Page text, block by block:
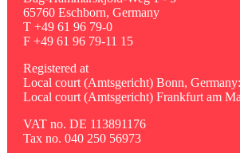
65760 Eschborn, Germany
T +49 61 96 79-0
F +49 61 96 79-11 15
Registered at
Local court (Amtsgericht) Bonn,
Local court (Amtsgericht) Frankfurt am
VAT no. DE 113891176
Tax no. 040 250 56973